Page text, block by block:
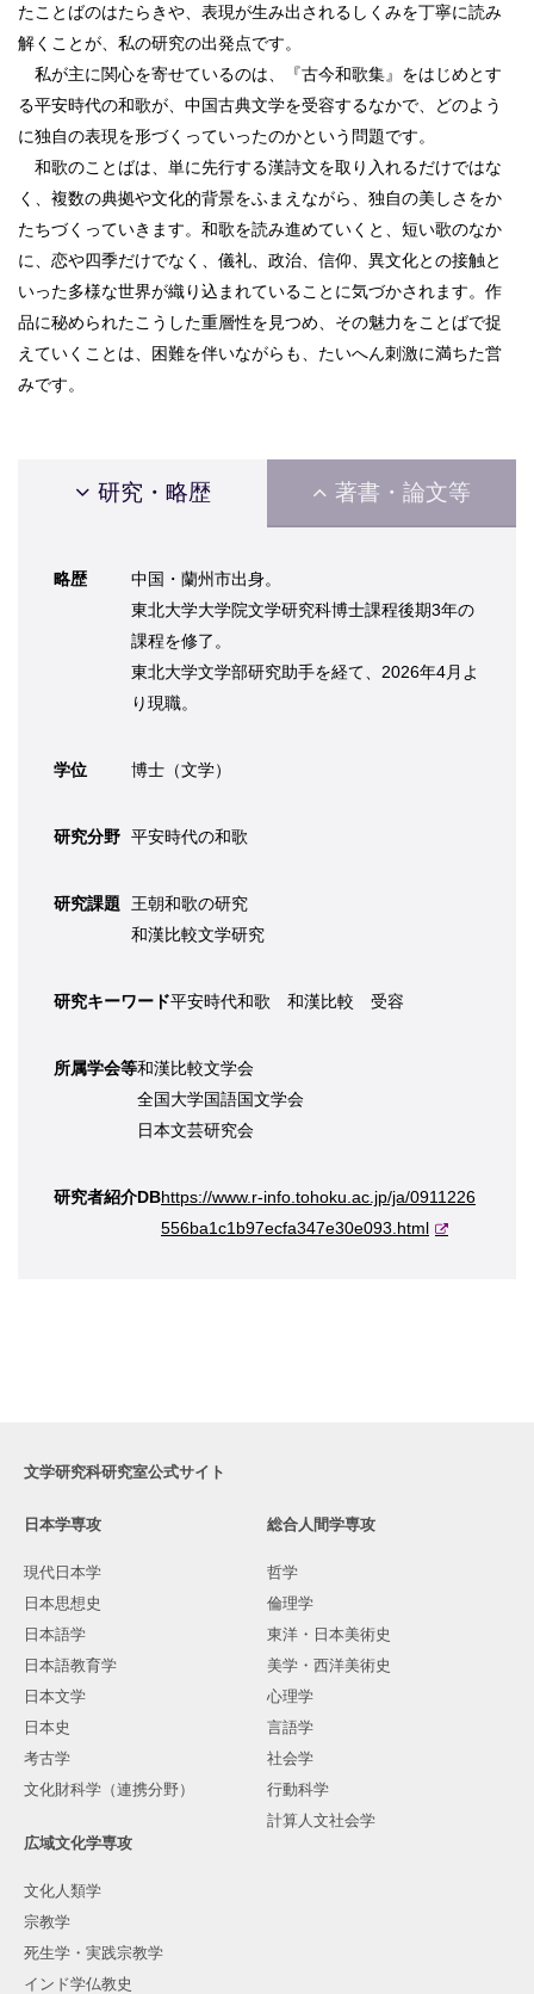
たことばのはたらきや、表現が生み出されるしくみを丁寧に読み
解くことが、私の研究の出発点です。
私が主に関心を寄せているのは、『古今和歌集』をはじめとす
る平安時代の和歌が、中国古典文学を受容するなかで、どのよう
に独自の表現を形づくっていったのかという問題です。
和歌のことばは、単に先行する漢詩文を取り入れるだけではな
く、複数の典拠や文化的背景をふまえながら、独自の美しさをか
たちづくっていきます。和歌を読み進めていくと、短い歌のなか
に、恋や四季だけでなく、儀礼、政治、信仰、異文化との接触と
いった多様な世界が織り込まれていることに気づかされます。作
品に秘められたこうした重層性を見つめ、その魅力をことばで捉
えていくことは、困難を伴いながらも、たいへん刺激に満ちた営
みです。
研究・略歴 著書・論文等
略歴
中国・蘭州市出身。
東北大学大学院文学研究科博士課程後期3年の
課程を修了。
東北大学文学部研究助手を経て、2026年4月よ
り現職。
学位 博士（文学）
研究分野 平安時代の和歌
研究課題
王朝和歌の研究
和漢比較文学研究
研究キーワード平安時代和歌 和漢比較 受容
所属学会等和漢比較文学会
全国大学国語国文学会
日本文芸研究会
研究者紹介DBhttps://www.r-info.tohoku.ac.jp/ja/0911226
556ba1c1b97ecfa347e30e093.html
文学研究科研究室公式サイト
日本学専攻
現代日本学
日本思想史
日本語学
日本語教育学
日本文学
日本史
考古学
文化財科学（連携分野）
総合人間学専攻
哲学
倫理学
東洋・日本美術史
美学・西洋美術史
心理学
言語学
社会学
行動科学
計算人文社会学
広域文化学専攻
文化人類学
宗教学
死生学・実践宗教学
インド学仏教史